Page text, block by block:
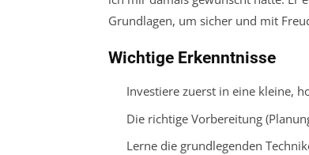
Grundlagen, um sicher und mit
Wichtige Erkenntnisse
Investiere zuerst in eine kleine,
Die richtige Vorbereitung
Lerne die grundlegenden